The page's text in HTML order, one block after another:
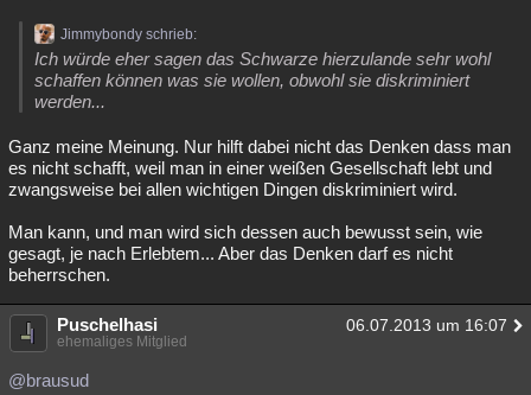
Jimmybondy schrieb:
Ich würde eher sagen das Schwarze hierzulande sehr wohl
schaffen können was sie wollen, obwohl sie diskriminiert
werden...
Ganz meine Meinung. Nur hilft dabei nicht das Denken dass man
es nicht schafft, weil man in einer weißen Gesellschaft lebt und
zwangsweise bei allen wichtigen Dingen diskriminiert wird.
Man kann, und man wird sich dessen auch bewusst sein, wie
gesagt, je nach Erlebtem... Aber das Denken darf es nicht
beherrschen.
Puschelhasi 06.07.2013 um 16:07
ehemaliges Mitglied
@brausud